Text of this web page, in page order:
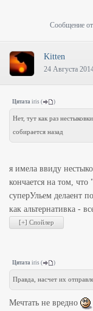
Сообщение
Kitten
24 Августа
Цитата iris ( )
Нет, тут как раз
собирается назад
я имела ввиду
кончается на том,
суперУльем делаент
как альтернативка -
Цитата iris ( )
Правда, насчет их
Мечтать не вредно